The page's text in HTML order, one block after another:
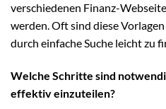
verschiedenen Finanz-
werden. Oft sind diese
durch einfache Suche leicht zu
Welche Schritte sind
effektiv einzuteilen?